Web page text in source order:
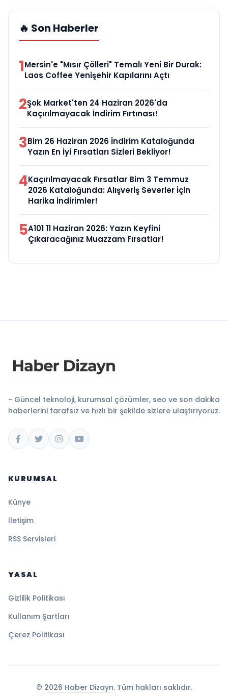
🔥 Son Haberler
1Mersin'e "Mısır Çölleri" Temalı Yeni Bir Durak:
Laos Coffee Yenişehir Kapılarını Açtı
2Şok Market'ten 24 Haziran 2026'da
Kaçırılmayacak İndirim Fırtınası!
3Bim 26 Haziran 2026 İndirim Kataloğunda
Yazın En İyi Fırsatları Sizleri Bekliyor!
4Kaçırılmayacak Fırsatlar Bim 3 Temmuz
2026 Kataloğunda: Alışveriş Severler İçin
Harika İndirimler!
5A101 11 Haziran 2026: Yazın Keyfini
Çıkaracağınız Muazzam Fırsatlar!
- Güncel teknoloji, kurumsal çözümler, seo ve son dakika
haberlerini tarafsız ve hızlı bir şekilde sizlere ulaştırıyoruz.
KURUMSAL
Künye
İletişim
RSS Servisleri
YASAL
Gizlilik Politikası
Kullanım Şartları
Çerez Politikası
© 2026 Haber Dizayn. Tüm hakları saklıdır.